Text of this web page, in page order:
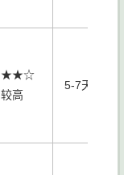
★★☆
较高
5-7天